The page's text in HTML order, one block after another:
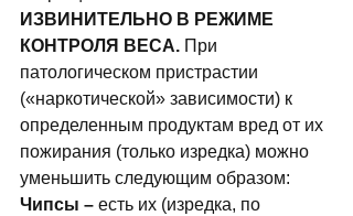
ИЗВИНИТЕЛЬНО В РЕЖИМЕ
КОНТРОЛЯ ВЕСА. При
патологическом пристрастии
(«наркотической» зависимости) к
определенным продуктам вред от их
пожирания (только изредка) можно
уменьшить следующим образом:
Чипсы – есть их (изредка, по